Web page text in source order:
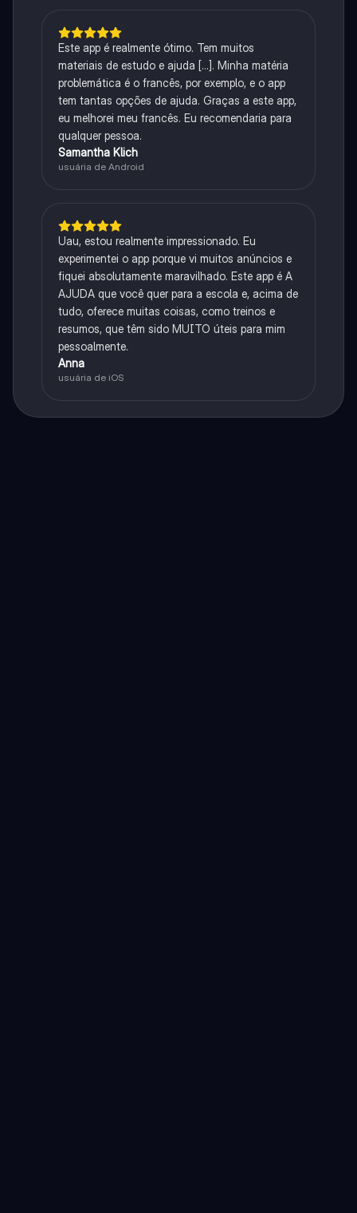
Este app é realmente ótimo. Tem muitos
materiais de estudo e ajuda [...]. Minha matéria
problemática é o francês, por exemplo, e o app
tem tantas opções de ajuda. Graças a este app,
eu melhorei meu francês. Eu recomendaria para
qualquer pessoa.
Samantha Klich
usuária de Android
Uau, estou realmente impressionado. Eu
experimentei o app porque vi muitos anúncios e
fiquei absolutamente maravilhado. Este app é A
AJUDA que você quer para a escola e, acima de
tudo, oferece muitas coisas, como treinos e
resumos, que têm sido MUITO úteis para mim
pessoalmente.
Anna
usuária de iOS